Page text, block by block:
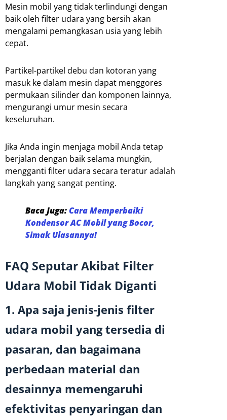
Mesin mobil yang tidak terlindungi dengan
baik oleh filter udara yang bersih akan
mengalami pemangkasan usia yang lebih
cepat.
Partikel-partikel debu dan kotoran yang
masuk ke dalam mesin dapat menggores
permukaan silinder dan komponen lainnya,
mengurangi umur mesin secara
keseluruhan.
Jika Anda ingin menjaga mobil Anda tetap
berjalan dengan baik selama mungkin,
mengganti filter udara secara teratur adalah
langkah yang sangat penting.
Baca Juga:Cara Memperbaiki
Kondensor AC Mobil yang Bocor,
Simak Ulasannya!
FAQ Seputar Akibat Filter
Udara Mobil Tidak Diganti
1. Apa saja jenis-jenis filter
udara mobil yang tersedia di
pasaran, dan bagaimana
perbedaan material dan
desainnya memengaruhi
efektivitas penyaringan dan